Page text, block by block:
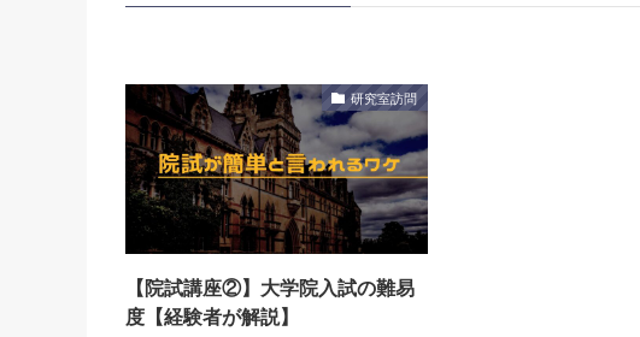
研究室訪問
【院試講座②】大学院入試の難易
度【経験者が解説】